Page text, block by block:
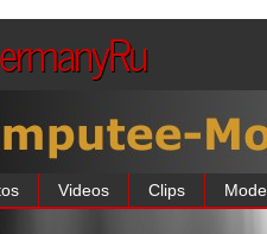
Videos Clips